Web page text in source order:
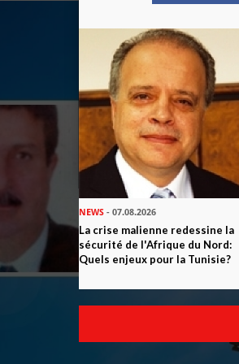
NEWS - 07.08.2026
La crise malienne redessine la
sécurité de l'Afrique du Nord:
Quels enjeux pour la Tunisie?